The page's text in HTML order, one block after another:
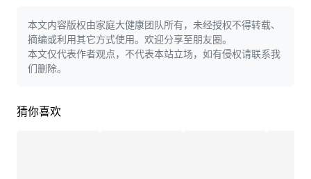
本文内容版权由家庭大健康团队所有，未经授权不得转载、
摘编或利用其它方式使用。欢迎分享至朋友圈。
本文仅代表作者观点，不代表本站立场，如有侵权请联系我
们删除。
猜你喜欢